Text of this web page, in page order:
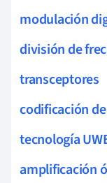
modulación
división de
transceptores
codificación
tecnología
amplificación